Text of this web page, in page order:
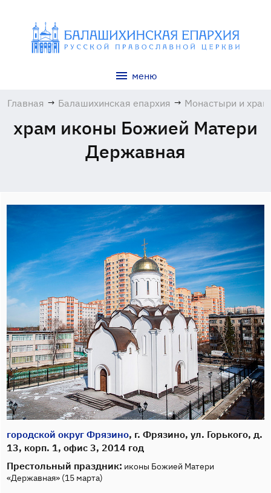
меню
Главная → Балашихинская епархия → Монастыри и
храм иконы Божией Матери
Державная
городской округ Фрязино, г. Фрязино, ул. Горького, д.
13, корп. 1, офис 3, 2014 год
Престольный праздник: иконы Божией Матери
«Державная» (15 марта)